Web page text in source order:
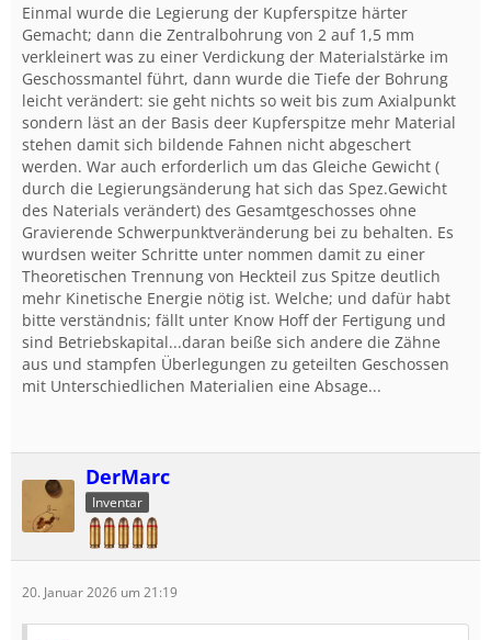
Einmal wurde die Legierung der Kupferspitze härter
Gemacht; dann die Zentralbohrung von 2 auf 1,5 mm
verkleinert was zu einer Verdickung der Materialstärke im
Geschossmantel führt, dann wurde die Tiefe der Bohrung
leicht verändert: sie geht nichts so weit bis zum Axialpunkt
sondern läst an der Basis deer Kupferspitze mehr Material
stehen damit sich bildende Fahnen nicht abgeschert
werden. War auch erforderlich um das Gleiche Gewicht (
durch die Legierungsänderung hat sich das Spez.Gewicht
des Naterials verändert) des Gesamtgeschosses ohne
Gravierende Schwerpunktveränderung bei zu behalten. Es
wurdsen weiter Schritte unter nommen damit zu einer
Theoretischen Trennung von Heckteil zus Spitze deutlich
mehr Kinetische Energie nötig ist. Welche; und dafür habt
bitte verständnis; fällt unter Know Hoff der Fertigung und
sind Betriebskapital...daran beiße sich andere die Zähne
aus und stampfen Überlegungen zu geteilten Geschossen
mit Unterschiedlichen Materialien eine Absage...
DerMarc
Inventar
20. Januar 2026 um 21:19